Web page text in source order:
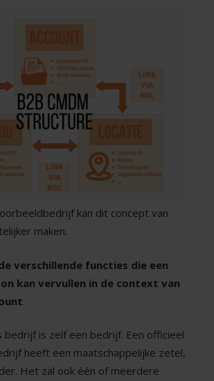
kan dit concept van
maken.
verschillende functies die een
kan vervullen in de context van
.
bedrijf is zelf een bedrijf. Een officieel
heeft een maatschappelijke zetel,
Het zal ook één of meerdere